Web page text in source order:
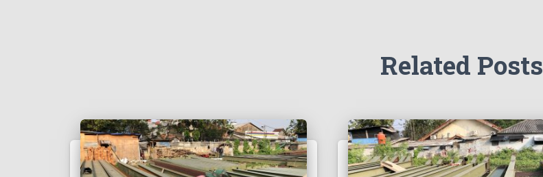
Related Posts